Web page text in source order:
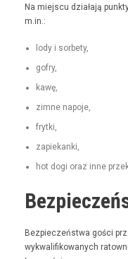
Na miejs­cu dzi­ała­ją
m.in.:
lody i sorbety,
gofry,
kawę,
zimne napo­je,
fry­t­ki,
zapiekan­ki,
hot dogi oraz inne
Bez­pieczeńst­wa goś­ci
wyk­wal­i­fikowanych